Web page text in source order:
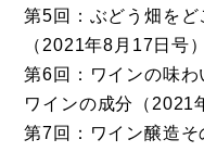
第5回：ぶどう畑をど
（2021年8月17日号）
第6回：ワインの味わ
ワインの成分（2021
第7回：ワイン醸造